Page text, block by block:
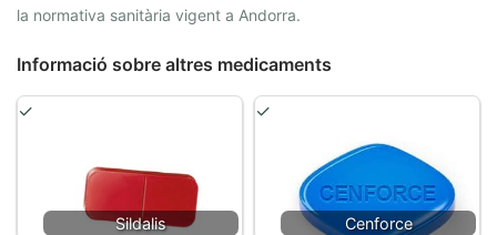
la normativa sanitària vigent a Andorra.
Informació sobre altres medicaments
Sildalis Cenforce